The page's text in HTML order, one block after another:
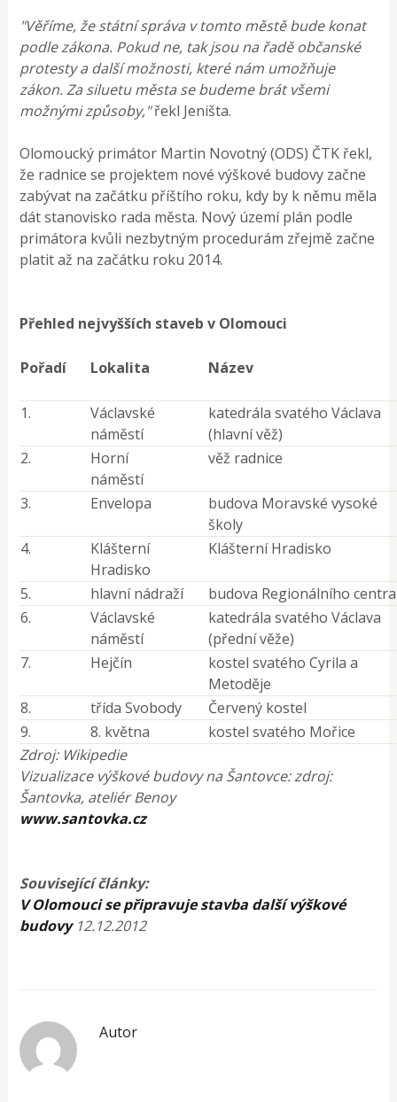
"Věříme, že státní správa v tomto městě bude konat
podle zákona. Pokud ne, tak jsou na řadě občanské
protesty a další možnosti, které nám umožňuje
zákon. Za siluetu města se budeme brát všemi
možnými způsoby,"řekl Jeništa.
Olomoucký primátor Martin Novotný (ODS) ČTK řekl,
že radnice se projektem nové výškové budovy začne
zabývat na začátku příštího roku, kdy by k němu měla
dát stanovisko rada města. Nový území plán podle
primátora kvůli nezbytným procedurám zřejmě začne
platit až na začátku roku 2014.
Přehled nejvyšších staveb v Olomouci
Pořadí Lokalita Název
1.
Václavské
náměstí
katedrála svatého Václava
(hlavní věž)
2.
Horní
náměstí
věž radnice
3. Envelopa
budova Moravské vysoké
školy
4.
Klášterní
Hradisko
Klášterní Hradisko
5. hlavní nádraží
budova Regionálního
6.
Václavské
náměstí
katedrála svatého Václava
(přední věže)
7.
Hejčín
kostel svatého Cyrila a
Metoděje
8.
třída Svobody
Červený kostel
9.
8. května
kostel svatého Mořice
Zdroj: Wikipedie
Vizualizace výškové budovy na Šantovce: zdroj:
Šantovka, ateliér Benoy
www.santovka.cz
Související články:
V Olomouci se připravuje stavba další výškové
budovy12.12.2012
Autor